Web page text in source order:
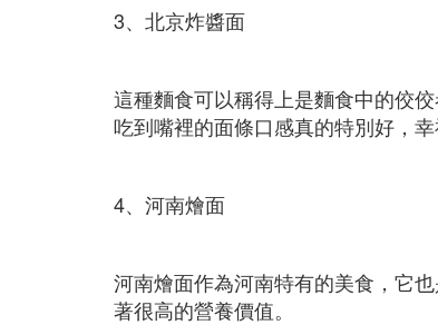
3、北京炸醬面
這種麵食可以稱得上是麵食中的佼
吃到嘴裡的面條口感真的特別好，幸
4、河南燴面
河南燴面作為河南特有的美食，它
著很高的營養價值。